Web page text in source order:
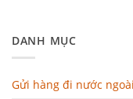
DANH MỤC
Gửi hàng đi nước ngoài